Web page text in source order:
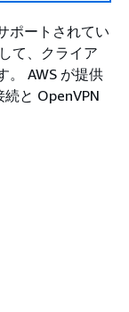
ポートされてい
て、クライア
。 AWS が提供
と OpenVPN